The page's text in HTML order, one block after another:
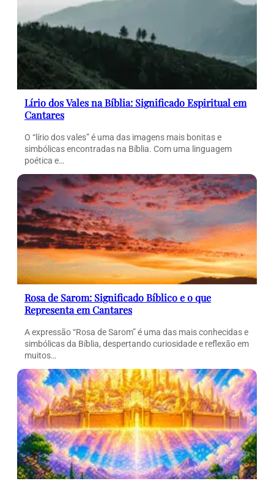
Lírio dos Vales na Bíblia: Significado Espiritual em
Cantares
O “lírio dos vales” é uma das imagens mais bonitas e
simbólicas encontradas na Bíblia. Com uma linguagem
poética e…
Rosa de Sarom: Significado Bíblico e o que
Representa em Cantares
A expressão “Rosa de Sarom” é uma das mais conhecidas e
simbólicas da Bíblia, despertando curiosidade e reflexão em
muitos…